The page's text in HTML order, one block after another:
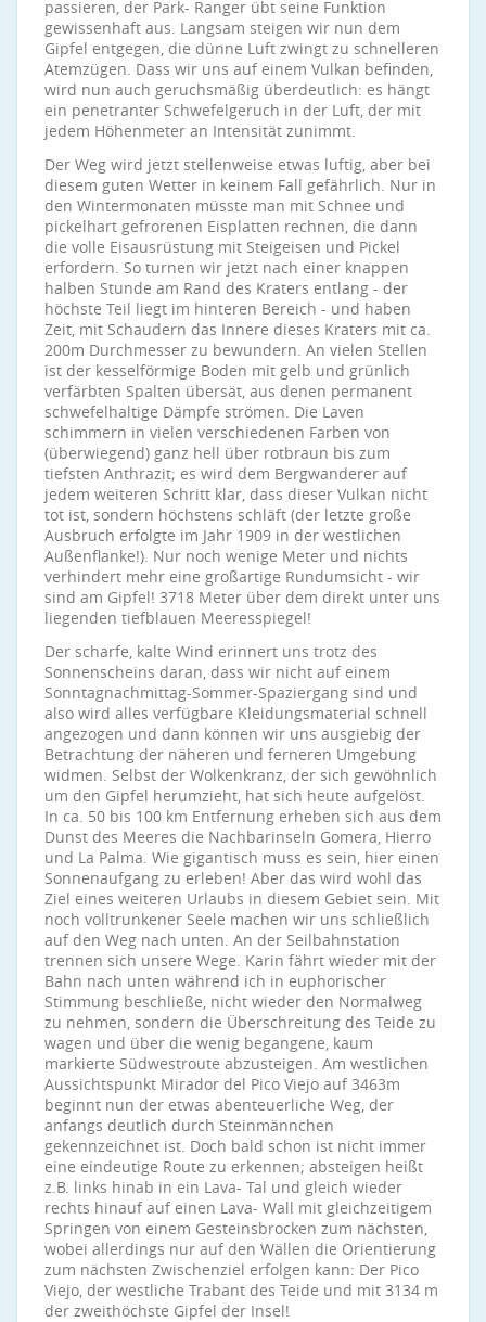
passieren, der Park- Ranger übt seine Funktion
gewissenhaft aus. Langsam steigen wir nun dem
Gipfel entgegen, die dünne Luft zwingt zu schnelleren
Atemzügen. Dass wir uns auf einem Vulkan befinden,
wird nun auch geruchsmäßig überdeutlich: es hängt
ein penetranter Schwefelgeruch in der Luft, der mit
jedem Höhenmeter an Intensität zunimmt.
Der Weg wird jetzt stellenweise etwas luftig, aber bei
diesem guten Wetter in keinem Fall gefährlich. Nur in
den Wintermonaten müsste man mit Schnee und
pickelhart gefrorenen Eisplatten rechnen, die dann
die volle Eisausrüstung mit Steigeisen und Pickel
erfordern. So turnen wir jetzt nach einer knappen
halben Stunde am Rand des Kraters entlang - der
höchste Teil liegt im hinteren Bereich - und haben
Zeit, mit Schaudern das Innere dieses Kraters mit ca.
200m Durchmesser zu bewundern. An vielen Stellen
ist der kesselförmige Boden mit gelb und grünlich
verfärbten Spalten übersät, aus denen permanent
schwefelhaltige Dämpfe strömen. Die Laven
schimmern in vielen verschiedenen Farben von
(überwiegend) ganz hell über rotbraun bis zum
tiefsten Anthrazit; es wird dem Bergwanderer auf
jedem weiteren Schritt klar, dass dieser Vulkan nicht
tot ist, sondern höchstens schläft (der letzte große
Ausbruch erfolgte im Jahr 1909 in der westlichen
Außenflanke!). Nur noch wenige Meter und nichts
verhindert mehr eine großartige Rundumsicht - wir
sind am Gipfel! 3718 Meter über dem direkt unter uns
liegenden tiefblauen Meeresspiegel!
Der scharfe, kalte Wind erinnert uns trotz des
Sonnenscheins daran, dass wir nicht auf einem
Sonntagnachmittag-Sommer-Spaziergang sind und
also wird alles verfügbare Kleidungsmaterial schnell
angezogen und dann können wir uns ausgiebig der
Betrachtung der näheren und ferneren Umgebung
widmen. Selbst der Wolkenkranz, der sich gewöhnlich
um den Gipfel herumzieht, hat sich heute aufgelöst.
In ca. 50 bis 100 km Entfernung erheben sich aus dem
Dunst des Meeres die Nachbarinseln Gomera, Hierro
und La Palma. Wie gigantisch muss es sein, hier einen
Sonnenaufgang zu erleben! Aber das wird wohl das
Ziel eines weiteren Urlaubs in diesem Gebiet sein. Mit
noch volltrunkener Seele machen wir uns schließlich
auf den Weg nach unten. An der Seilbahnstation
trennen sich unsere Wege. Karin fährt wieder mit der
Bahn nach unten während ich in euphorischer
Stimmung beschließe, nicht wieder den Normalweg
zu nehmen, sondern die Überschreitung des Teide zu
wagen und über die wenig begangene, kaum
markierte Südwestroute abzusteigen. Am westlichen
Aussichtspunkt Mirador del Pico Viejo auf 3463m
beginnt nun der etwas abenteuerliche Weg, der
anfangs deutlich durch Steinmännchen
gekennzeichnet ist. Doch bald schon ist nicht immer
eine eindeutige Route zu erkennen; absteigen heißt
z.B. links hinab in ein Lava- Tal und gleich wieder
rechts hinauf auf einen Lava- Wall mit gleichzeitigem
Springen von einem Gesteinsbrocken zum nächsten,
wobei allerdings nur auf den Wällen die Orientierung
zum nächsten Zwischenziel erfolgen kann: Der Pico
Viejo, der westliche Trabant des Teide und mit 3134 m
der zweithöchste Gipfel der Insel!